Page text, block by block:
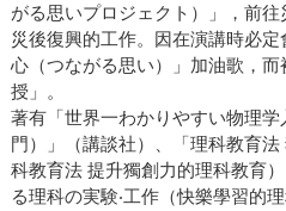
がる思いプロジェクト）」，前
災後復興的工作。因在演講時必
心（つながる思い）」加油歌，
授」。
著有「世界一わかりやすい物理
門）」（講談社）、「理科教育
科教育法 提升獨創力的理科教育
る理科の実験‧工作（快樂學習的